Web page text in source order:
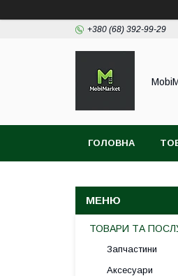
+380 (68) 392-99-29
ГОЛОВНА
ТОВАРИ ТА
Запчастини
Аксесуари